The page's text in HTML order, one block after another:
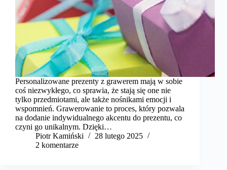
Personalizowane prezenty z grawerem mają w sobie
coś niezwykłego, co sprawia, że stają się one nie
tylko przedmiotami, ale także nośnikami emocji i
wspomnień. Grawerowanie to proces, który pozwala
na dodanie indywidualnego akcentu do prezentu, co
czyni go unikalnym. Dzięki…
Piotr Kamiński
28 lutego 2025
2 komentarze